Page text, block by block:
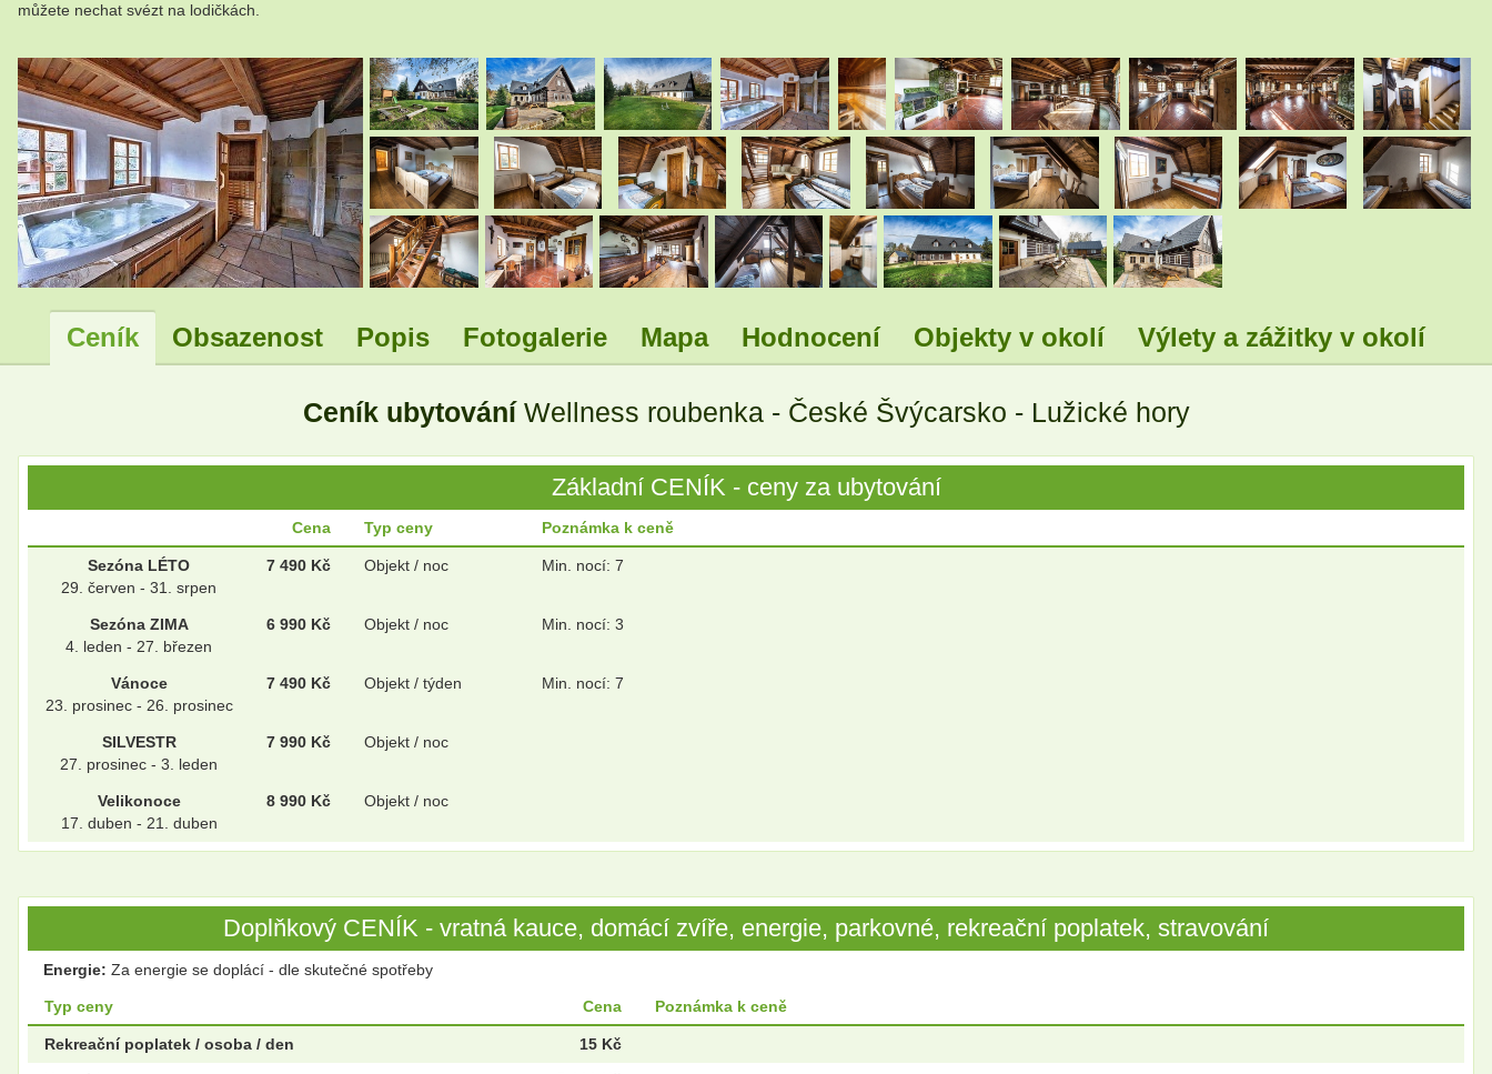
můžete nechat svézt na lodičkách.
Ceník Obsazenost Popis Fotogalerie Mapa Hodnocení Objekty v okolí Výlety a zážitky v okolí
Ceník ubytování Wellness roubenka - České Švýcarsko - Lužické hory
Základní CENÍK - ceny za ubytování
Cena Typ ceny Poznámka k ceně
Sezóna LÉTO
29. červen - 31. srpen
7 490 Kč Objekt / noc Min. nocí: 7
Sezóna ZIMA
4. leden - 27. březen
6 990 Kč Objekt / noc Min. nocí: 3
Vánoce
23. prosinec - 26. prosinec
7 490 Kč Objekt / týden Min. nocí: 7
SILVESTR
27. prosinec - 3. leden
7 990 Kč Objekt / noc
Velikonoce
17. duben - 21. duben
8 990 Kč Objekt / noc
Doplňkový CENÍK - vratná kauce, domácí zvíře, energie, parkovné, rekreační poplatek, stravování
Energie: Za energie se doplácí - dle skutečné spotřeby
Typ ceny Cena Poznámka k ceně
Rekreační poplatek / osoba / den 15 Kč